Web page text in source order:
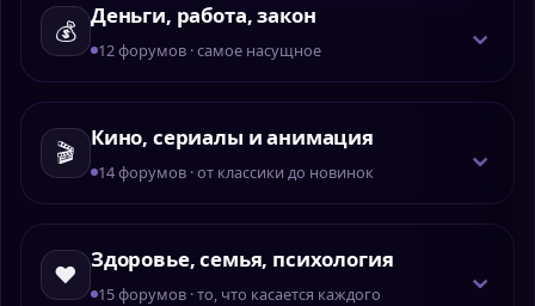
💰 Деньги, работа, закон
12 форумов · самое насущное ⌄
🎬 Кино, сериалы и анимация
14 форумов · от классики до новинок ⌄
❤️ Здоровье, семья, психология
15 форумов · то, что касается каждого ⌄